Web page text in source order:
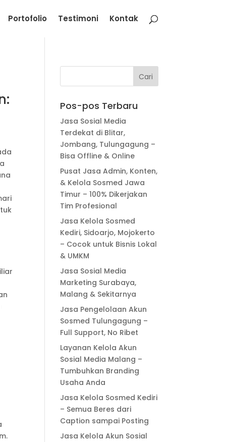
Portofolio Testimoni Kontak
Pos-pos Terbaru
Jasa Sosial Media
Terdekat di Blitar,
Jombang, Tulungagung –
Bisa Offline & Online
Pusat Jasa Admin, Konten,
& Kelola Sosmed Jawa
Timur – 100% Dikerjakan
Tim Profesional
Jasa Kelola Sosmed
Kediri, Sidoarjo, Mojokerto
– Cocok untuk Bisnis Lokal
& UMKM
Jasa Sosial Media
Marketing Surabaya,
Malang & Sekitarnya
Jasa Pengelolaan Akun
Sosmed Tulungagung –
Full Support, No Ribet
Layanan Kelola Akun
Sosial Media Malang –
Tumbuhkan Branding
Usaha Anda
Jasa Kelola Sosmed Kediri
– Semua Beres dari
Caption sampai Posting
Jasa Kelola Akun Sosial